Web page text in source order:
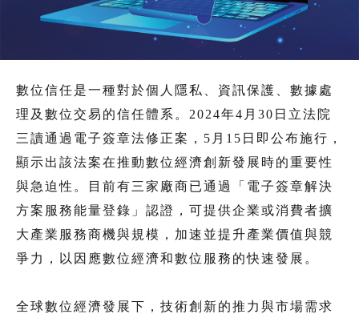
數位信任是一種對於個人隱私、資訊保護、數據處
理及數位交易的信任體系。2024年4月30日立法院
三讀通過電子簽章法修正案，5月15日即公布施行，
顯示出該法案在推動數位經濟創新發展時的重要性
與急迫性。目前有三家廠商已通過「電子簽章解決
方案服務能量登錄」認證，可提供企業或消費者擴
大產業服務商機與規模，加速並提升產業價值與競
爭力，以因應數位經濟和數位服務的快速發展。
全球數位經濟發展下，技術創新的推力與市場需求